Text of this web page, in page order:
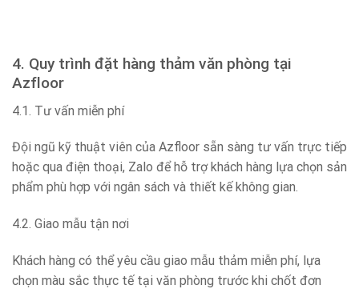
4. Quy trình đặt hàng thảm văn phòng tại
Azfloor
4.1. Tư vấn miễn phí
Đội ngũ kỹ thuật viên của Azfloor sẵn sàng tư vấn trực tiếp
hoặc qua điện thoại, Zalo để hỗ trợ khách hàng lựa chọn sản
phẩm phù hợp với ngân sách và thiết kế không gian.
4.2. Giao mẫu tận nơi
Khách hàng có thể yêu cầu giao mẫu thảm miễn phí, lựa
chọn màu sắc thực tế tại văn phòng trước khi chốt đơn